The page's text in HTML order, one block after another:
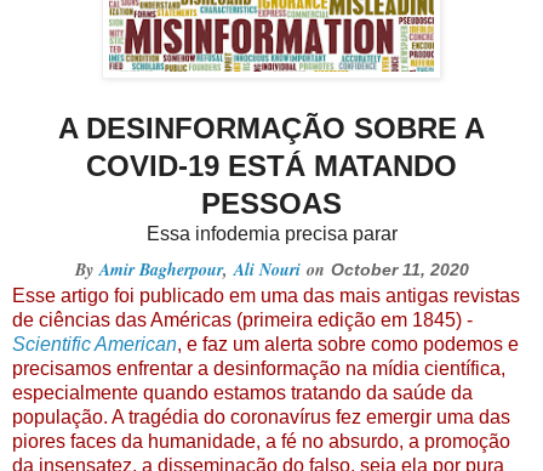
A DESINFORMAÇÃO SOBRE A
COVID-19 ESTÁ MATANDO
PESSOAS
Essa infodemia precisa parar
By Amir Bagherpour,Ali Nouri on October 11, 2020
Esse artigo foi publicado em uma das mais antigas revistas
de ciências das Américas (primeira edição em 1845) -
Scientific American, e faz um alerta sobre como podemos e
precisamos enfrentar a desinformação na mídia científica,
especialmente quando estamos tratando da saúde da
população. A tragédia do coronavírus fez emergir uma das
piores faces da humanidade, a fé no absurdo, a promoção
da insensatez, a disseminação do falso, seja ela por pura